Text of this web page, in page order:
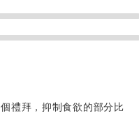
禮拜，抑制食欲的部分比